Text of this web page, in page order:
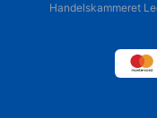
Handelskammeret